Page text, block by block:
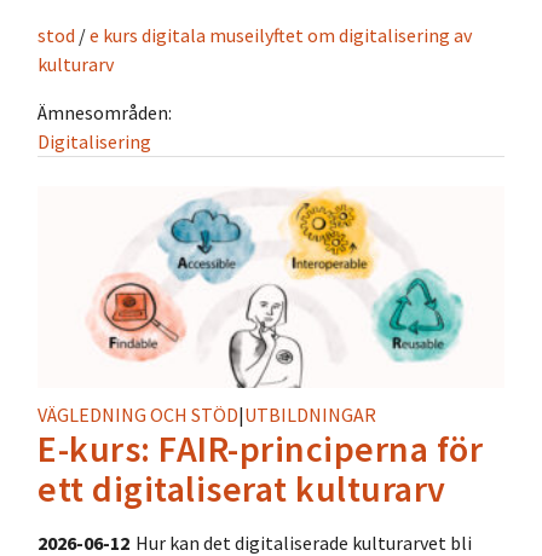
stod /e kurs digitala museilyftet om digitalisering av
kulturarv
Ämnesområden:
Digitalisering
VÄGLEDNING OCH STÖD|UTBILDNINGAR
E-kurs: FAIR-principerna för
ett digitaliserat kulturarv
2026-06-12 Hur kan det digitaliserade kulturarvet bli